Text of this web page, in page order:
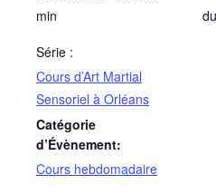
min
Série :
Cours d’Art Martial
Sensoriel à Orléans
Catégorie
d’Évènement:
Cours hebdomadaire